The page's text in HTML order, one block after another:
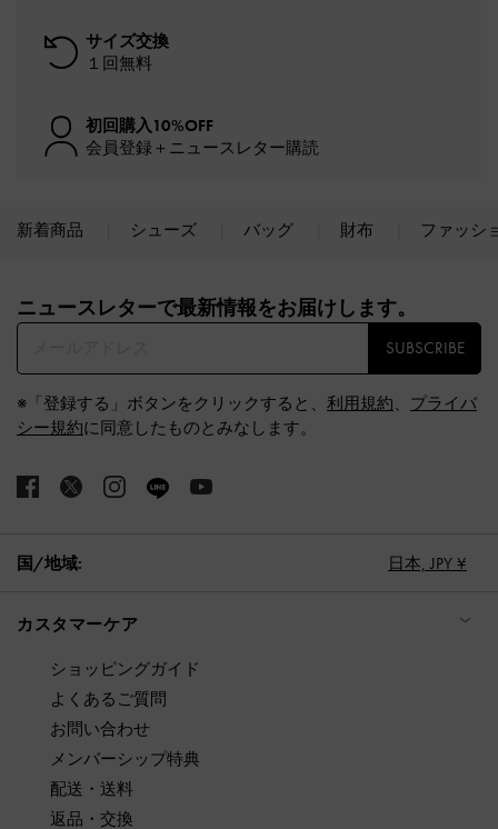
サイズ交換
１回無料
初回購入10%OFF
会員登録＋ニュースレター購読
新着商品 シューズ バッグ 財布 ファッシ
ニュースレターで最新情報をお届けします。​
SUBSCRIBE
※「登録する」ボタンをクリックすると、 利用規約、 プライバ
シー規約に同意したものとみなします。
国/地域: 日本, JPY ¥
カスタマーケア
ショッピングガイド
よくあるご質問
お問い合わせ
メンバーシップ特典
配送・送料
返品・交換